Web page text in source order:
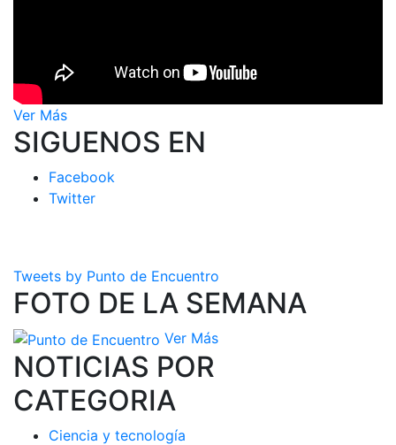
Ver Más
SIGUENOS EN
Facebook
Twitter
Tweets by Punto de Encuentro
FOTO DE LA SEMANA
Ver Más
NOTICIAS POR
CATEGORIA
Ciencia y tecnología